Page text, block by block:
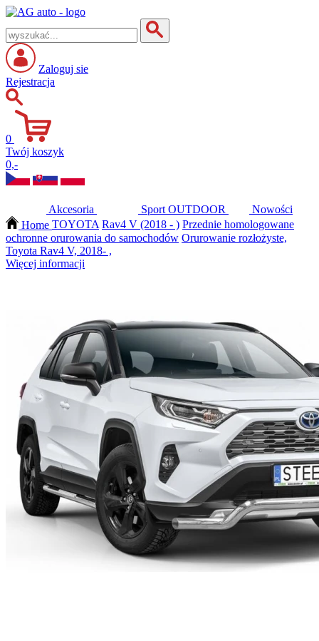
Zaloguj sie
Rejestracja
0
Twój koszyk
0,-
Akcesoria Sport OUTDOOR
Nowości
Home TOYOTA Rav4 V (2018 - ) Przednie homologowane
ochronne orurowania do samochodów Orurowanie rozłożyste,
Toyota Rav4 V, 2018- ,
Więcej informacji